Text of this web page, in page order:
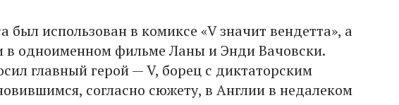
был использован в комиксе «V значит вендетта», а
в одноименном фильме Ланы и Энди Вачовски.
главный герой — V, борец с диктаторским
согласно сюжету, в Англии в недалеком